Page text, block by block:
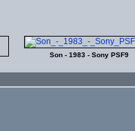
Son - 1983 - Sony PSF9